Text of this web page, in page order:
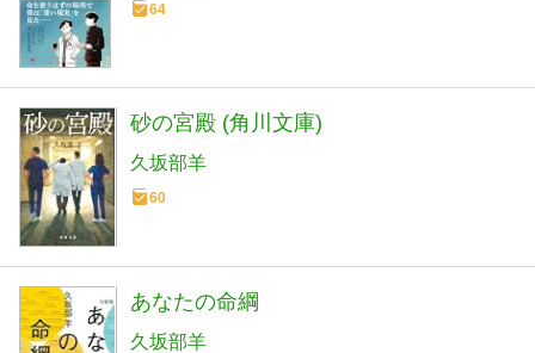
64
砂の宮殿 (角川文庫)
久坂部羊
60
あなたの命綱
久坂部羊